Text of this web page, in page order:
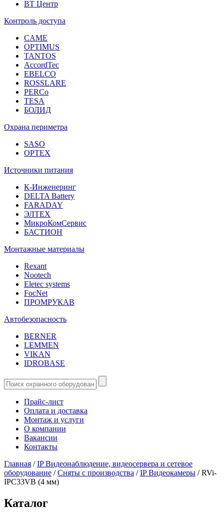
ВТ Центр
Контроль доступа
CAME
OPTIMUS
TANTOS
AccordTec
EBELCO
ROSSLARE
PERCo
TESA
БОЛИД
Охрана периметра
SASO
OPTEX
Источники питания
К-Инженеринг
DELTA Battery
FARADAY
ЭЛТЕХ
МикроКомСервис
БАСТИОН
Монтажные материалы
Rexant
Nootech
Eletec systems
FocNet
ПРОМРУКАВ
Автобезопасность
BERNER
LEMMEN
VIKAN
IDROBASE
Прайс-лист
Оплата и доставка
Монтаж и услуги
О компании
Вакансии
Контакты
Главная /IP Видеонаблюдение, видеосервера и сетевое
оборудование /Сняты с производства /IP Видеокамеры /RVi-
IPC33VB (4 мм)
Каталог